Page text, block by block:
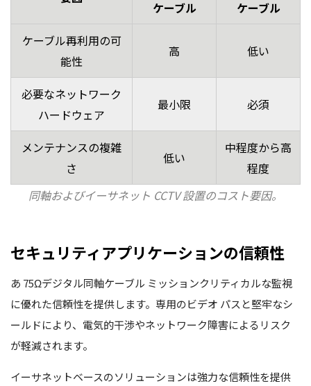
同軸およびイーサネット CCTV 設置のコスト要因。
ケーブル
ケーブル
ケーブル再利用の可
能性
高 低い
必要なネットワーク
ハードウェア
最小限 必須
メンテナンスの複雑
さ
低い
中程度から高
程度
セキュリティアプリケーションの信頼性
あ 75Ωデジタル同軸ケーブル ミッションクリティカルな監視
に優れた信頼性を提供します。専用のビデオ パスと堅牢なシ
ールドにより、電気的干渉やネットワーク障害によるリスク
が軽減されます。
イーサネットベースのソリューションは強力な信頼性を提供